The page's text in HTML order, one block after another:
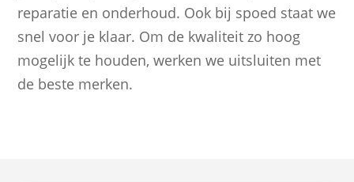
reparatie en onderhoud. Ook bij spoed staat we
snel voor je klaar. Om de kwaliteit zo hoog
mogelijk te houden, werken we uitsluiten met
de beste merken.